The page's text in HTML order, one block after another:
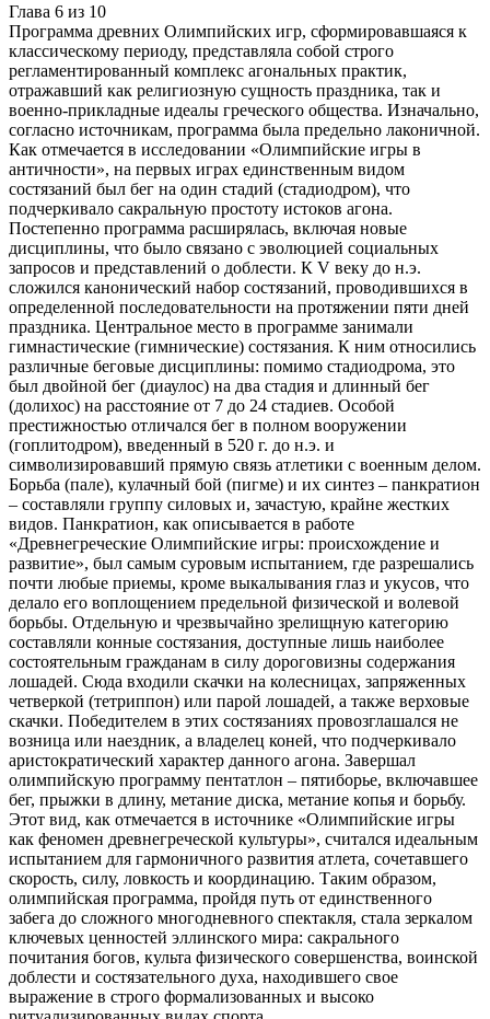
Глава 6 из 10
Программа древних Олимпийских игр, сформировавшаяся к
классическому периоду, представляла собой строго
регламентированный комплекс агональных практик,
отражавший как религиозную сущность праздника, так и
военно-прикладные идеалы греческого общества. Изначально,
согласно источникам, программа была предельно лаконичной.
Как отмечается в исследовании «Олимпийские игры в
античности», на первых играх единственным видом
состязаний был бег на один стадий (стадиодром), что
подчеркивало сакральную простоту истоков агона.
Постепенно программа расширялась, включая новые
дисциплины, что было связано с эволюцией социальных
запросов и представлений о доблести. К V веку до н.э.
сложился канонический набор состязаний, проводившихся в
определенной последовательности на протяжении пяти дней
праздника. Центральное место в программе занимали
гимнастические (гимнические) состязания. К ним относились
различные беговые дисциплины: помимо стадиодрома, это
был двойной бег (диаулос) на два стадия и длинный бег
(долихос) на расстояние от 7 до 24 стадиев. Особой
престижностью отличался бег в полном вооружении
(гоплитодром), введенный в 520 г. до н.э. и
символизировавший прямую связь атлетики с военным делом.
Борьба (пале), кулачный бой (пигме) и их синтез – панкратион
– составляли группу силовых и, зачастую, крайне жестких
видов. Панкратион, как описывается в работе
«Древнегреческие Олимпийские игры: происхождение и
развитие», был самым суровым испытанием, где разрешались
почти любые приемы, кроме выкалывания глаз и укусов, что
делало его воплощением предельной физической и волевой
борьбы. Отдельную и чрезвычайно зрелищную категорию
составляли конные состязания, доступные лишь наиболее
состоятельным гражданам в силу дороговизны содержания
лошадей. Сюда входили скачки на колесницах, запряженных
четверкой (тетриппон) или парой лошадей, а также верховые
скачки. Победителем в этих состязаниях провозглашался не
возница или наездник, а владелец коней, что подчеркивало
аристократический характер данного агона. Завершал
олимпийскую программу пентатлон – пятиборье, включавшее
бег, прыжки в длину, метание диска, метание копья и борьбу.
Этот вид, как отмечается в источнике «Олимпийские игры
как феномен древнегреческой культуры», считался идеальным
испытанием для гармоничного развития атлета, сочетавшего
скорость, силу, ловкость и координацию. Таким образом,
олимпийская программа, пройдя путь от единственного
забега до сложного многодневного спектакля, стала зеркалом
ключевых ценностей эллинского мира: сакрального
почитания богов, культа физического совершенства, воинской
доблести и состязательного духа, находившего свое
выражение в строго формализованных и высоко